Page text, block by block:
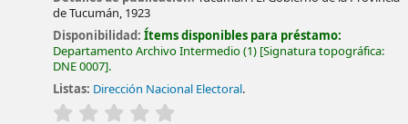
de Tucumán, 1923
Disponibilidad:Ítems disponibles para préstamo:
Departamento Archivo Intermedio(1) Signatura topográfica:
DNE 0007 .
Listas: Dirección Nacional Electoral.
valoración